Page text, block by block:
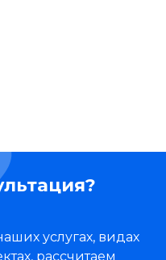
услугах, видах
рассчитаем